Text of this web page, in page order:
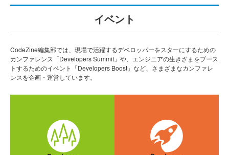
イベント
CodeZine編集部では、現場で活躍するデベロッパーをスターにするための
カンファレンス「Developers Summit」や、エンジニアの生きざまをブース
トするためのイベント「Developers Boost」など、さまざまなカンファレ
ンスを企画・運営しています。